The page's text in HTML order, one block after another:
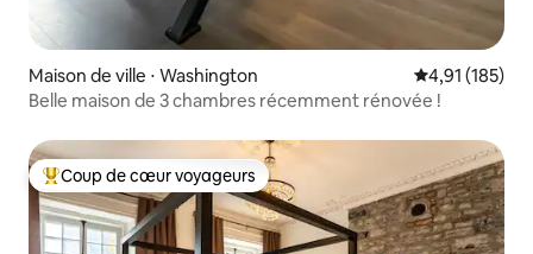
Maison de ville ⋅ Washington Évaluation
4,91 (185)
Belle maison de 3 chambres récemment rénovée !
Coups de cœur voyageurs les plus appréciés
Coup de cœur voyageurs